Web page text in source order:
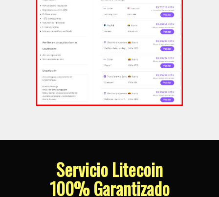
Servicio Litecoin
100% Garantizado